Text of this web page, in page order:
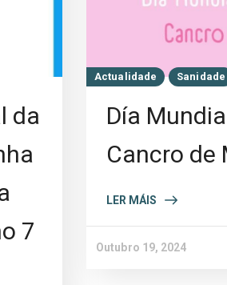
da
7
Actualidade Sanidade
Día
Cancro de
LER MÁIS
Outubro 19, 2024